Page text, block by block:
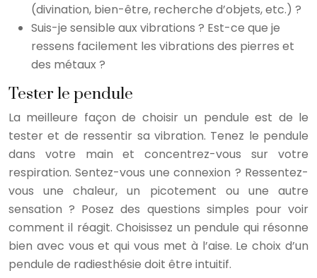
(divination, bien-être, recherche d’objets, etc.) ?
Suis-je sensible aux vibrations ? Est-ce que je
ressens facilement les vibrations des pierres et
des métaux ?
Tester le pendule
La meilleure façon de choisir un pendule est de le
tester et de ressentir sa vibration. Tenez le pendule
dans votre main et concentrez-vous sur votre
respiration. Sentez-vous une connexion ? Ressentez-
vous une chaleur, un picotement ou une autre
sensation ? Posez des questions simples pour voir
comment il réagit. Choisissez un pendule qui résonne
bien avec vous et qui vous met à l’aise. Le choix d’un
pendule de radiesthésie doit être intuitif.